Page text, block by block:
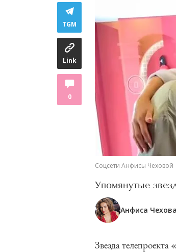
TGM
Link
0
Соцсети Анфисы Чеховой
Упомянутые
Анфиса Чехова
Звезда